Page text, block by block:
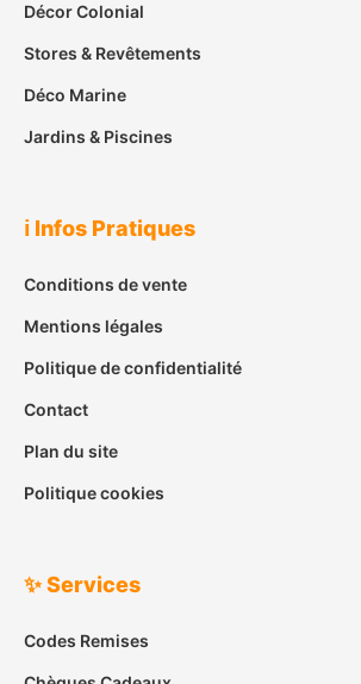
Décor Colonial
Stores & Revêtements
Déco Marine
Jardins & Piscines
ℹ️ Infos Pratiques
Conditions de vente
Mentions légales
Politique de confidentialité
Contact
Plan du site
Politique cookies
✨ Services
Codes Remises